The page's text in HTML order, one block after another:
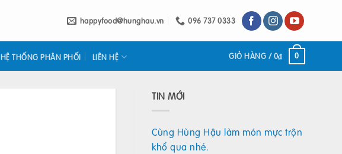
happyfood@hunghau.vn 096 737 0333
HỆ THỐNG PHÂN PHỐI LIÊN HỆ GIỎ HÀNG /0₫ 0
TIN MỚI
Cùng Hùng Hậu làm món mực trộn
khổ qua nhé.